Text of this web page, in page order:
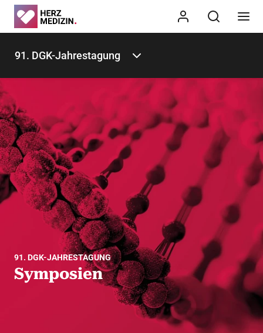
91. DGK-Jahrestagung
91. DGK-JAHRESTAGUNG
Symposien